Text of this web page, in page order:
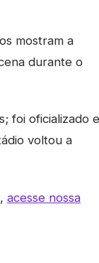
mostram a
durante o
foi oficializado
voltou a
acesse nossa